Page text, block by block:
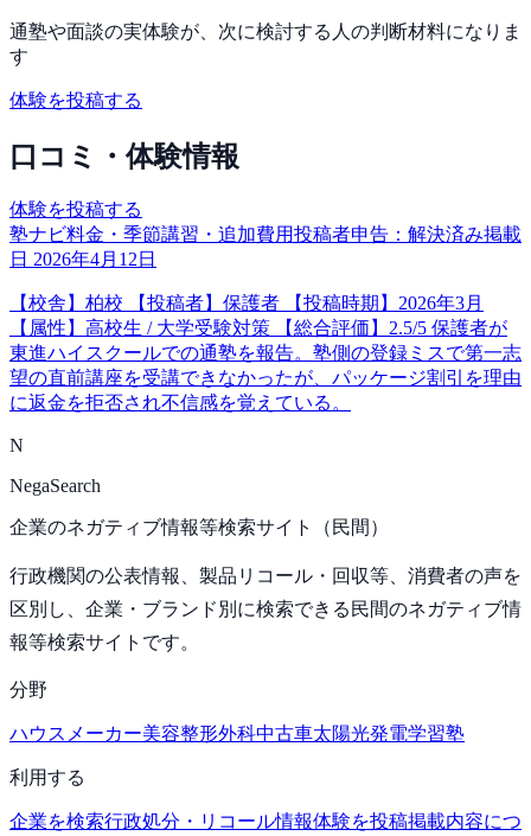
通塾や面談の実体験が、次に検討する人の判断材料になりま
す
体験を投稿する
口コミ・体験情報
体験を投稿する
塾ナビ料金・季節講習・追加費用投稿者申告： 解決済み掲載
日 2026年4月12日
【校舎】柏校 【投稿者】保護者 【投稿時期】2026年3月
【属性】高校生 / 大学受験対策 【総合評価】2.5/5 保護者が
東進ハイスクールでの通塾を報告。塾側の登録ミスで第一志
望の直前講座を受講できなかったが、パッケージ割引を理由
に返金を拒否され不信感を覚えている。
N
NegaSearch
企業のネガティブ情報等検索サイト（民間）
行政機関の公表情報、製品リコール・回収等、消費者の声を
区別し、企業・ブランド別に検索できる民間のネガティブ情
報等検索サイトです。
分野
ハウスメーカー美容整形外科中古車太陽光発電学習塾
利用する
企業を検索行政処分・リコール情報体験を投稿掲載内容につ